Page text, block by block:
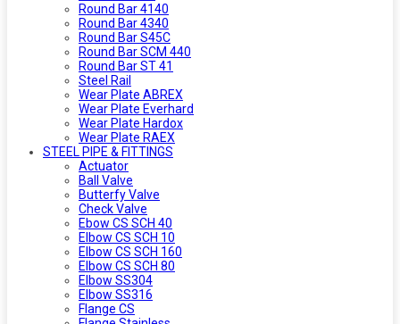
Round Bar 4140
Round Bar 4340
Round Bar S45C
Round Bar SCM 440
Round Bar ST 41
Steel Rail
Wear Plate ABREX
Wear Plate Everhard
Wear Plate Hardox
Wear Plate RAEX
STEEL PIPE & FITTINGS
Actuator
Ball Valve
Butterfy Valve
Check Valve
Ebow CS SCH 40
Elbow CS SCH 10
Elbow CS SCH 160
Elbow CS SCH 80
Elbow SS304
Elbow SS316
Flange CS